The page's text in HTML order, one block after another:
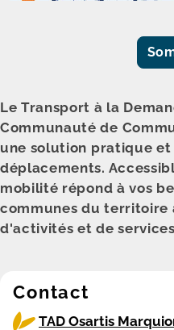
Le Transport à la
Communauté de
une solution pratique
déplacements.
mobilité répond à vos
communes du territoire
d'activités et de
Contact
TAD Osartis